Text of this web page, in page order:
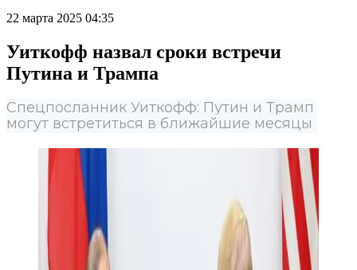
22 марта 2025 04:35
Уиткофф назвал сроки встречи
Путина и Трампа
Спецпосланник Уиткофф: Путин и Трамп
могут встретиться в ближайшие месяцы